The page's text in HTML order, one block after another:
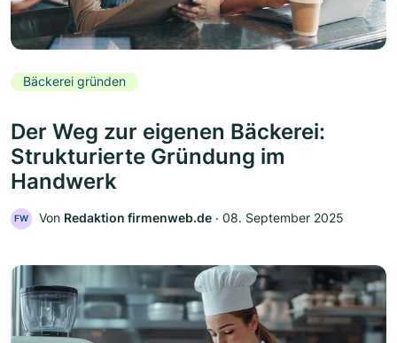
Bäckerei gründen
Der Weg zur eigenen Bäckerei:
Strukturierte Gründung im
Handwerk
FW Von Redaktion firmenweb.de ‧ 08. September 2025